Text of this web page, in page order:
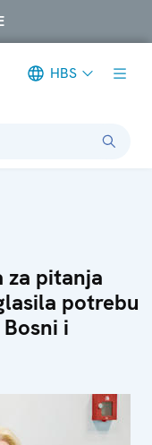
HBS
za pitanja
potrebu
i